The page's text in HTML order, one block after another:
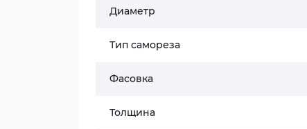
Диаметр
Тип самореза
Фасовка
Толщина